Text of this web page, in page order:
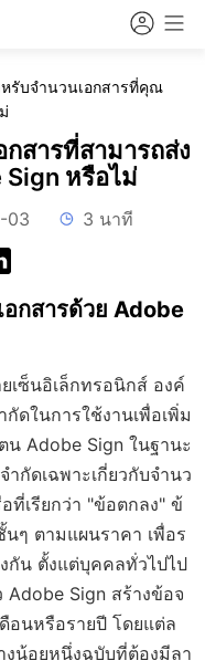
รับจำนวนเอกสารที่คุณ
สารที่สามารถส่ง
หรือไม่
03 3 นาที
กสารด้วย Adobe
ซ็นอิเล็กทรอนิกส์ องค์
ดในการใช้งานเพื่อเพิ่ม
Adobe Sign ในฐานะ
กัดเฉพาะเกี่ยวกับจำนว
ที่เรียกว่า "ข้อตกลง" ข้
ๆ ตามแผนราคา เพื่อร
กัน ตั้งแต่บุคคลทั่วไปไป
Sign สร้างข้อจ
อนหรือรายปี โดยแต่ล
งน้อยหนึ่งฉบับที่ต้องมีลา